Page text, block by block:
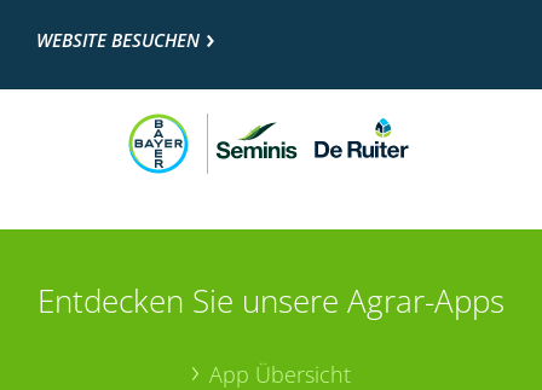
WEBSITE BESUCHEN
Entdecken Sie unsere Agrar-Apps
App Übersicht